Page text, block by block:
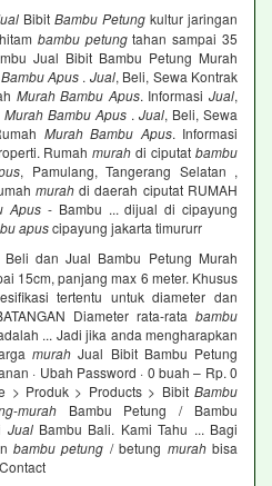
Bibit Bambu Petungkultur jaringan
hitam bambu petungtahan sampai 35
Jual Bibit Bambu Petung Murah
Apus . Jual, Beli, Sewa Kontrak
Murah Bambu Apus. InformasiJual,
Murah Bambu Apus . Jual, Beli, Sewa
Murah Bambu Apus. Informasi
Rumahmurah di ciputatbambu
, Pamulang, Tangerang Selatan ,
murahdi daerah ciputat RUMAH
Apus - Bambu ... dijual di cipayung
apuscipayung jakarta timururr
dan Jual Bambu Petung Murah
15cm, panjang max 6 meter. Khusus
tertentu untuk diameter dan
Diameter rata-rata bambu
... Jadi jika anda mengharapkan
murahJual Bibit Bambu Petung
· Ubah Password · 0 buah – Rp. 0
> Produk > Products > Bibit Bambu
-murah Bambu Petung / Bambu
JualBambu Bali. Kami Tahu ... Bagi
bambu petung / betung murahbisa